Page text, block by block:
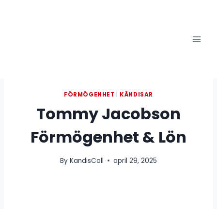
FÖRMÖGENHET KÄNDISAR
Tommy Jacobson
Förmögenhet & Lön
By KandisColl april 29, 2025